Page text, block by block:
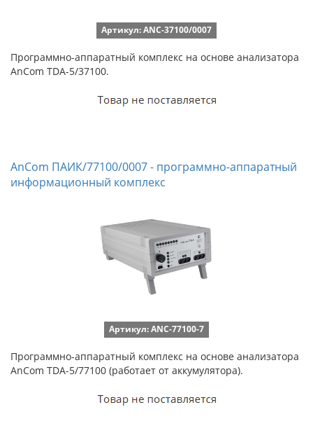
Артикул: ANC-37100/0007
Программно-аппаратный комплекс на основе анализатора
AnCom TDA-5/37100.
AnCom ПАИК/77100/0007 - программно-аппаратный
информационный комплекс
Артикул: ANC-77100-7
Программно-аппаратный комплекс на основе анализатора
AnCom TDA-5/77100 (работает от аккумулятора).